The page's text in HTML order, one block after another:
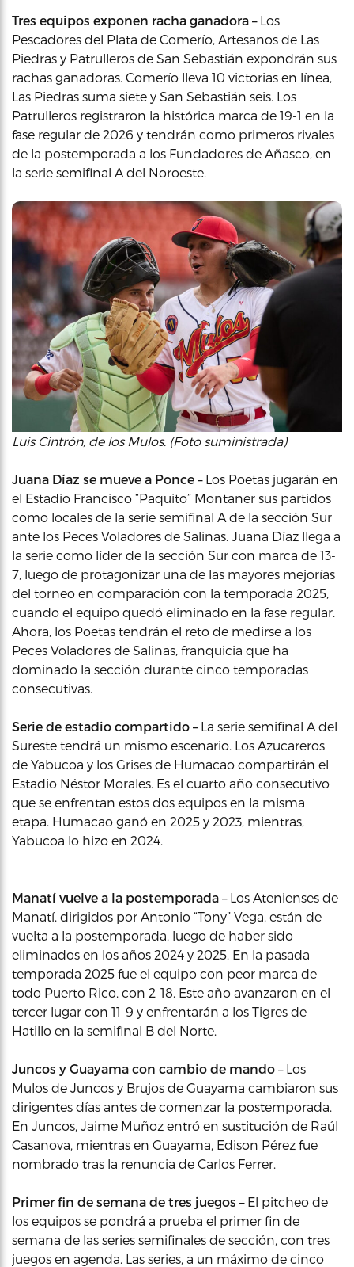
Tres equipos exponen racha ganadora – Los
Pescadores del Plata de Comerío, Artesanos de Las
Piedras y Patrulleros de San Sebastián expondrán sus
rachas ganadoras. Comerío lleva 10 victorias en línea,
Las Piedras suma siete y San Sebastián seis. Los
Patrulleros registraron la histórica marca de 19-1 en la
fase regular de 2026 y tendrán como primeros rivales
de la postemporada a los Fundadores de Añasco, en
la serie semifinal A del Noroeste.
Luis Cintrón, de los Mulos. (Foto suministrada)
Juana Díaz se mueve a Ponce – Los Poetas jugarán en
el Estadio Francisco “Paquito” Montaner sus partidos
como locales de la serie semifinal A de la sección Sur
ante los Peces Voladores de Salinas. Juana Díaz llega a
la serie como líder de la sección Sur con marca de 13-
7, luego de protagonizar una de las mayores mejorías
del torneo en comparación con la temporada 2025,
cuando el equipo quedó eliminado en la fase regular.
Ahora, los Poetas tendrán el reto de medirse a los
Peces Voladores de Salinas, franquicia que ha
dominado la sección durante cinco temporadas
consecutivas.
Serie de estadio compartido –La serie semifinal A del
Sureste tendrá un mismo escenario. Los Azucareros
de Yabucoa y los Grises de Humacao compartirán el
Estadio Néstor Morales. Es el cuarto año consecutivo
que se enfrentan estos dos equipos en la misma
etapa. Humacao ganó en 2025 y 2023, mientras,
Yabucoa lo hizo en 2024.
Manatí vuelve a la postemporada –Los Atenienses de
Manatí, dirigidos por Antonio “Tony” Vega, están de
vuelta a la postemporada, luego de haber sido
eliminados en los años 2024 y 2025. En la pasada
temporada 2025 fue el equipo con peor marca de
todo Puerto Rico, con 2-18. Este año avanzaron en el
tercer lugar con 11-9 y enfrentarán a los Tigres de
Hatillo en la semifinal B del Norte.
Juncos y Guayama con cambio de mando – Los
Mulos de Juncos y Brujos de Guayama cambiaron sus
dirigentes días antes de comenzar la postemporada.
En Juncos, Jaime Muñoz entró en sustitución de Raúl
Casanova, mientras en Guayama, Edison Pérez fue
nombrado tras la renuncia de Carlos Ferrer.
Primer fin de semana de tres juegos –El pitcheo de
los equipos se pondrá a prueba el primer fin de
semana de las series semifinales de sección, con tres
juegos en agenda. Las series, a un máximo de cinco